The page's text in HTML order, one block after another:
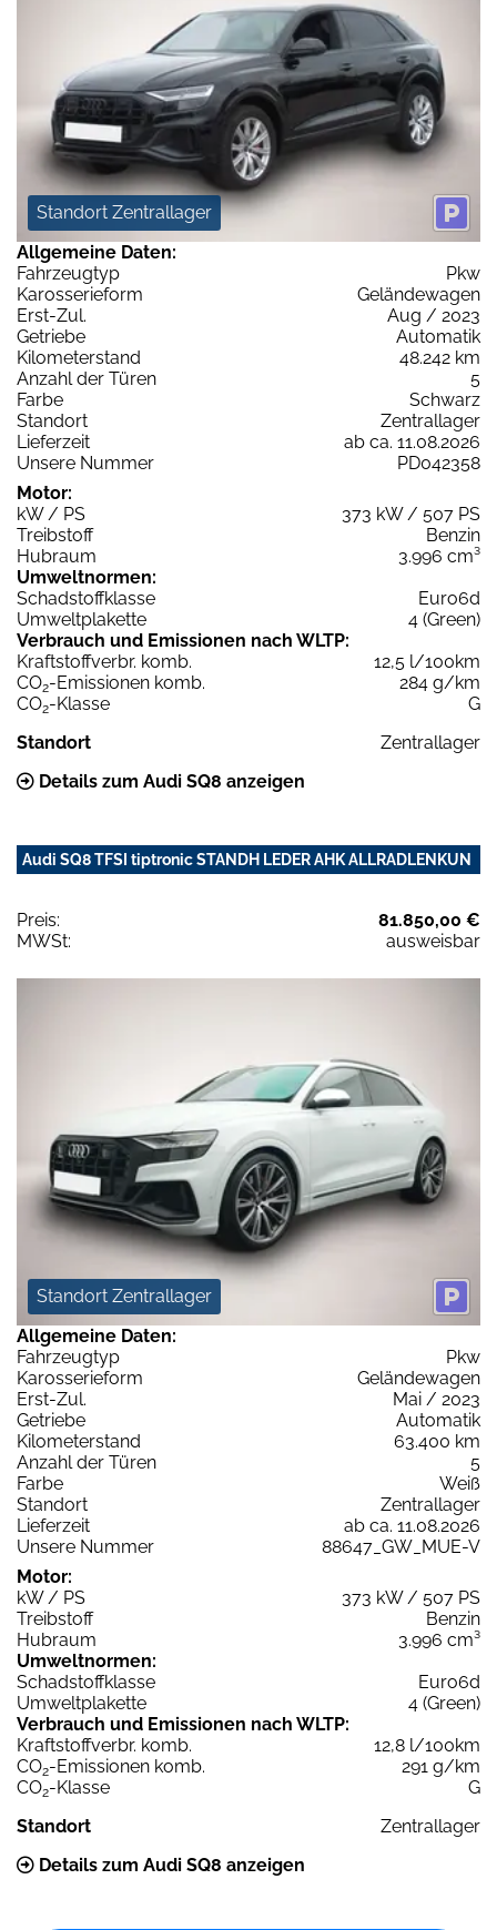
Standort Zentrallager
Allgemeine Daten:
Fahrzeugtyp
Pkw
Karosserieform
Geländewagen
Erst-Zul.
Aug / 2023
Getriebe
Automatik
Kilometerstand
48.242 km
Anzahl der Türen
5
Farbe
Schwarz
Standort
Zentrallager
Lieferzeit
ab ca. 11.08.2026
Unsere Nummer
PD042358
Motor:
kW / PS
373 kW / 507 PS
Treibstoff
Benzin
Hubraum
3.996 cm³
Umweltnormen:
Schadstoffklasse
Euro6d
Umweltplakette
4 (Green)
Verbrauch und Emissionen nach WLTP:
Kraftstoffverbr. komb.
12,5 l/100km
CO2-Emissionen komb.
284 g/km
CO2-Klasse
G
Standort
Zentrallager
Details zum Audi SQ8 anzeigen
Audi SQ8 TFSI tiptronic STANDH LEDER AHK ALLRADLENKUN
Preis:
81.850,00 €
MWSt:
ausweisbar
Standort Zentrallager
Allgemeine Daten:
Fahrzeugtyp
Pkw
Karosserieform
Geländewagen
Erst-Zul.
Mai / 2023
Getriebe
Automatik
Kilometerstand
63.400 km
Anzahl der Türen
5
Farbe
Weiß
Standort
Zentrallager
Lieferzeit
ab ca. 11.08.2026
Unsere Nummer
88647_GW_MUE-V
Motor:
kW / PS
373 kW / 507 PS
Treibstoff
Benzin
Hubraum
3.996 cm³
Umweltnormen:
Schadstoffklasse
Euro6d
Umweltplakette
4 (Green)
Verbrauch und Emissionen nach WLTP:
Kraftstoffverbr. komb.
12,8 l/100km
CO2-Emissionen komb.
291 g/km
CO2-Klasse
G
Standort
Zentrallager
Details zum Audi SQ8 anzeigen